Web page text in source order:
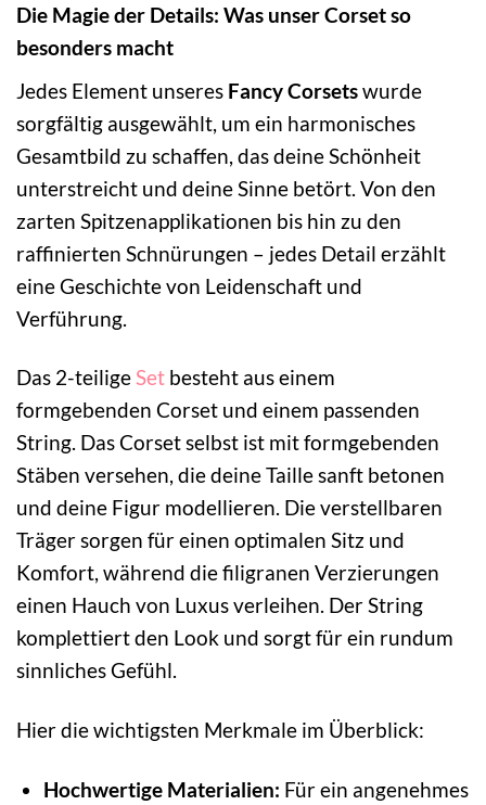
Die Magie der Details: Was unser Corset so
besonders macht
Jedes Element unseres Fancy Corsetswurde
sorgfältig ausgewählt, um ein harmonisches
Gesamtbild zu schaffen, das deine Schönheit
unterstreicht und deine Sinne betört. Von den
zarten Spitzenapplikationen bis hin zu den
raffinierten Schnürungen – jedes Detail erzählt
eine Geschichte von Leidenschaft und
Verführung.
Das 2-teiligeSet besteht aus einem
formgebenden Corset und einem passenden
String. Das Corset selbst ist mit formgebenden
Stäben versehen, die deine Taille sanft betonen
und deine Figur modellieren. Die verstellbaren
Träger sorgen für einen optimalen Sitz und
Komfort, während die filigranen Verzierungen
einen Hauch von Luxus verleihen. Der String
komplettiert den Look und sorgt für ein rundum
sinnliches Gefühl.
Hier die wichtigsten Merkmale im Überblick:
Hochwertige Materialien: Für ein angenehmes